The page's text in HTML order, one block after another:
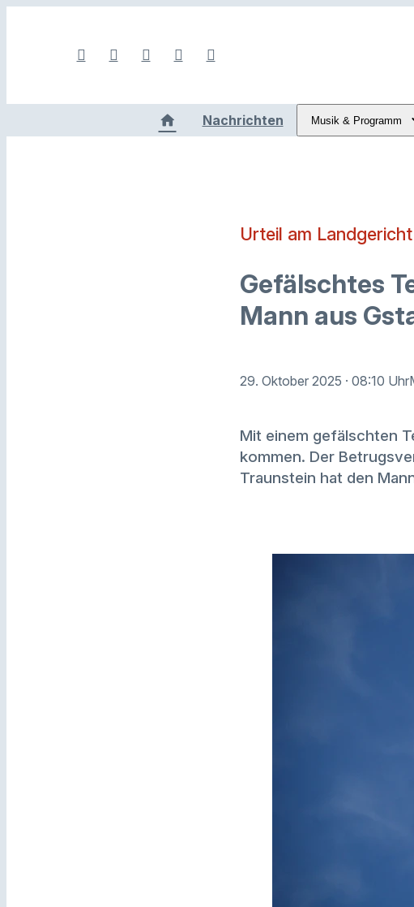
Nachrichten Musik & Programm
Urteil am Landgericht
Gefälschtes
Mann aus
29. Oktober 2025 · 08:10 Uhr
Mit einem gefälschten
kommen. Der
Traunstein hat den